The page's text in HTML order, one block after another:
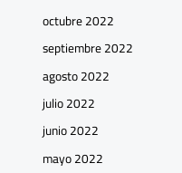
octubre 2022
septiembre 2022
agosto 2022
julio 2022
junio 2022
mayo 2022